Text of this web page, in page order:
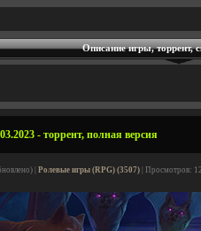
Описание игры, торрент,
- торрент, полная версия
| Ролевые игры (RPG) (3507) | Просмотров: